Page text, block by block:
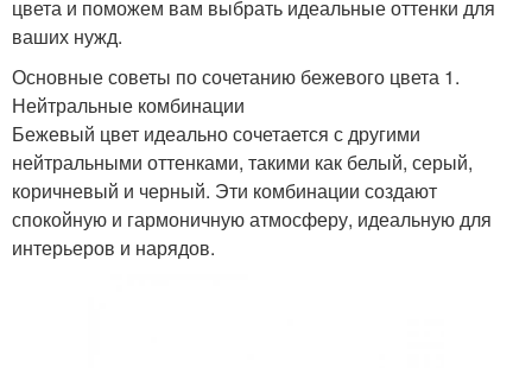
материалами минималистичном
Цветы для детской
комнаты
Цветы для яркого и
Современный интерьер
цвета и поможем вам выбрать идеальные оттенки для
ваших нужд.
Основные советы по сочетанию бежевого цвета 1.
Нейтральные комбинации
Бежевый цвет идеально сочетается с другими
нейтральными оттенками, такими как белый, серый,
коричневый и черный. Эти комбинации создают
спокойную и гармоничную атмосферу, идеальную для
интерьеров и нарядов.